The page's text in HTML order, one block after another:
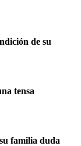
de su
tensa
familia duda